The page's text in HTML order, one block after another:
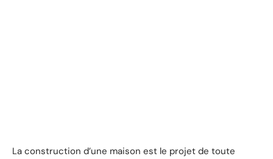
La construction d’une maison est le projet de toute